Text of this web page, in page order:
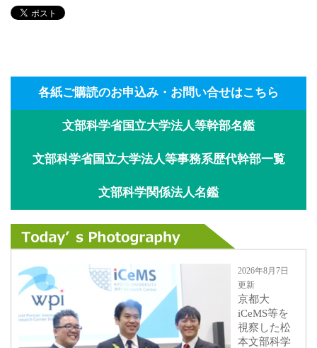
各紙ご購読のお申込み・お問い合せはこちら
文部科学省国立大学法人等幹部名鑑
文部科学省国立大学法人等事務系歴代幹部一覧
文部科学関係法人名鑑
2026年8月7日
更新
京都大
iCeMS等を
視察した松
本文部科学